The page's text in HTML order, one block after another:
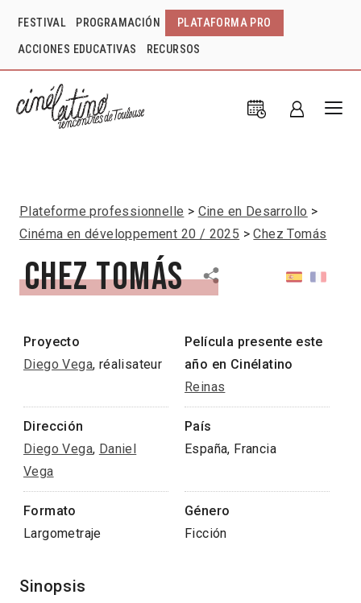
FESTIVAL PROGRAMACIÓN PLATAFORMA PRO
ACCIONES EDUCATIVAS RECURSOS
Plateforme professionnelle
Cine en Desarrollo
Cinéma en développement 20 / 2025
Chez Tomás
Chez Tomás
Proyecto
Diego Vega, réalisateur
Película presente este
año en Cinélatino
Reinas
Dirección
Diego Vega, Daniel
Vega
País
España, Francia
Formato
Largometraje
Género
Ficción
Sinopsis